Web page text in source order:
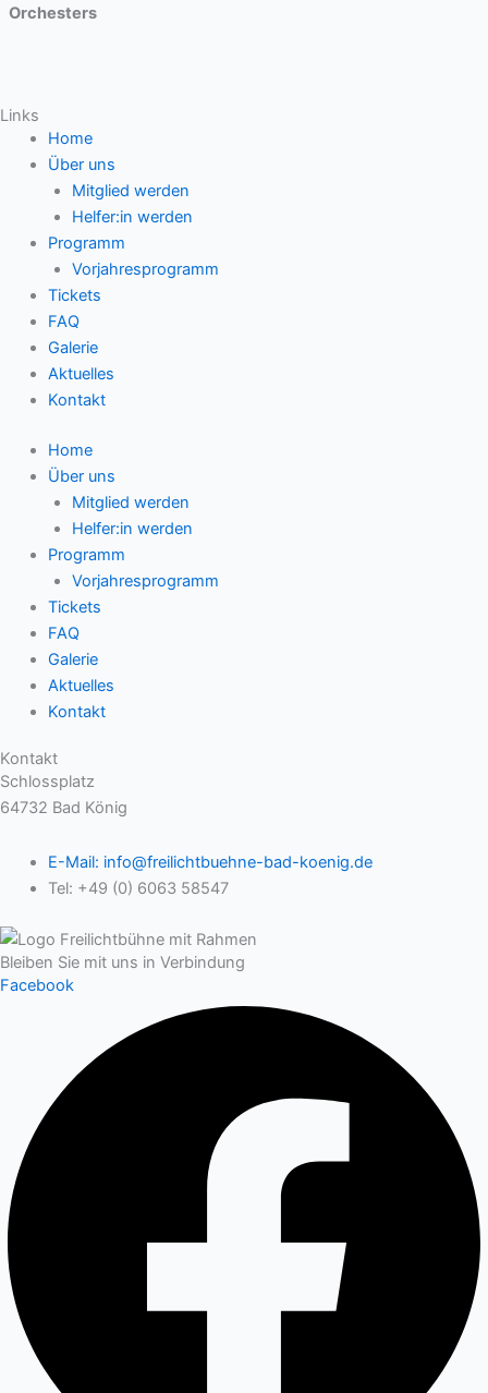
Orchesters
Links
Home
Über uns
Mitglied werden
Helfer:in werden
Programm
Vorjahresprogramm
Tickets
FAQ
Galerie
Aktuelles
Kontakt
Home
Über uns
Mitglied werden
Helfer:in werden
Programm
Vorjahresprogramm
Tickets
FAQ
Galerie
Aktuelles
Kontakt
Kontakt
Schlossplatz
64732 Bad König
E-Mail: info@freilichtbuehne-bad-koenig.de
Tel: +49 (0) 6063 58547
Bleiben Sie mit uns in Verbindung
Facebook